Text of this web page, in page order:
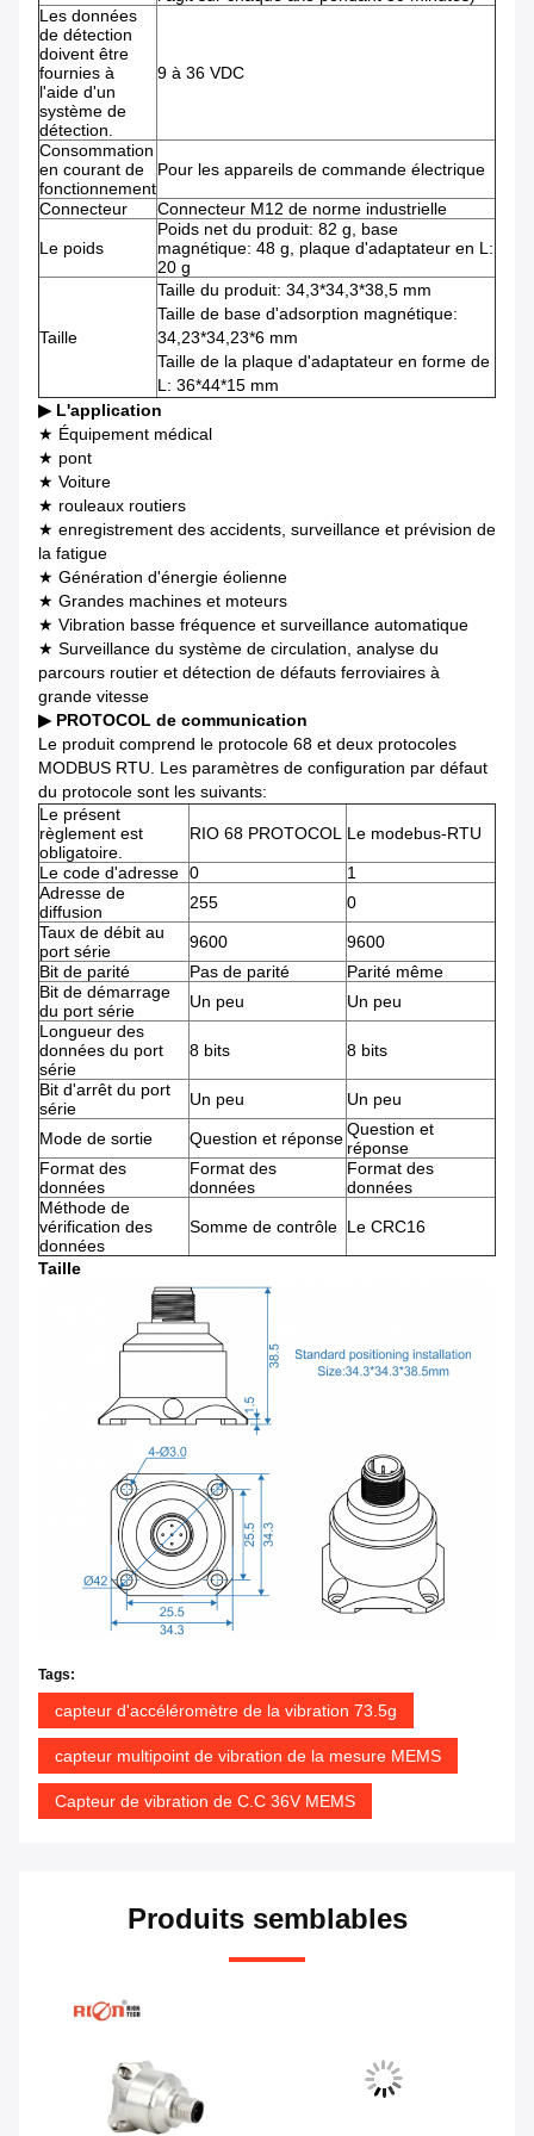
Les données
de détection
doivent être
fournies à
l'aide d'un
système de
détection.
9 à 36 VDC
Consommation
en courant de
fonctionnement
Pour les appareils de commande électrique
Connecteur Connecteur M12 de norme industrielle
Le poids
Poids net du produit: 82 g, base
magnétique: 48 g, plaque d'adaptateur en L:
20 g
Taille
Taille du produit: 34,3*34,3*38,5 mm
Taille de base d'adsorption magnétique:
34,23*34,23*6 mm
Taille de la plaque d'adaptateur en forme de
L: 36*44*15 mm
▶ L'application
★ Équipement médical
★ pont
★ Voiture
★ rouleaux routiers
★ enregistrement des accidents, surveillance et prévision de
la fatigue
★ Génération d'énergie éolienne
★ Grandes machines et moteurs
★ Vibration basse fréquence et surveillance automatique
★ Surveillance du système de circulation, analyse du
parcours routier et détection de défauts ferroviaires à
grande vitesse
▶ PROTOCOL de communication
Le produit comprend le protocole 68 et deux protocoles
MODBUS RTU. Les paramètres de configuration par défaut
du protocole sont les suivants:
Le présent
règlement est
obligatoire.
RIO 68 PROTOCOL Le modebus-RTU
Le code d'adresse 0
1
Adresse de
diffusion
255
0
Taux de débit au
port série
9600
9600
Bit de parité
Pas de parité
Parité même
Bit de démarrage
du port série
Un peu
Un peu
Longueur des
données du port
série
8 bits 8 bits
Bit d'arrêt du port
série
Un peu Un peu
Mode de sortie Question et réponseQuestion et
réponse
Format des
données
Format des
données
Format des
données
Méthode de
vérification des
données
Somme de contrôle Le CRC16
Taille
Tags:
capteur d'accéléromètre de la vibration 73.5g
capteur multipoint de vibration de la mesure MEMS
Capteur de vibration de C.C 36V MEMS
Produits semblables